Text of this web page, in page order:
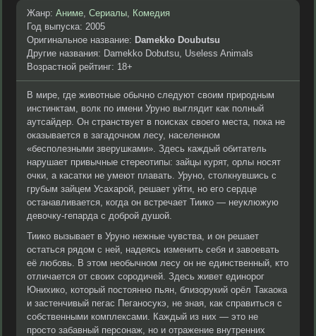
Жанр: Аниме, Сериалы, Комедия
Год выпуска: 2005
Оригинальное название: Damekko Doubutsu
Другие названия: Damekko Dobutsu, Useless Animals
Возрастной рейтинг: 18+
В мире, где животные обычно следуют своим природным
инстинктам, волк по имени Уруно выглядит как полный
аутсайдер. Он странствует в поисках своего места, пока не
оказывается в загадочном лесу, населенном
«бесполезными зверушками». Здесь каждый обитатель
нарушает привычные стереотипы: зайцы курят, орлы носят
очки, а касатки не умеют плавать. Уруно, столкнувшись с
грубым зайцем Усахарой, решает уйти, но его сердце
останавливается, когда он встречает Тиико — неуклюжую
девочку-гепарда с доброй душой.
Тиико вызывает в Уруно нежные чувства, и он решает
остаться рядом с ней, надеясь изменить себя и завоевать
её любовь. В этом необычном лесу он не единственный, кто
отличается от своих сородичей. Здесь живет единорог
Юнихико, который постоянно пьян, близорукий орёл Такаока
и застенчивый пегас Пеганосукэ, не зная, как справиться с
собственными комплексами. Каждый из них — это не
просто забавный персонаж, но и отражение внутренних